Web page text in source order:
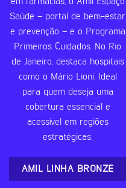
Saúde – portal de bem-estar
e prevenção – e o Programa
Primeiros Cuidados. No Rio
de Janeiro, destaca hospitais
como o Mário Lioni. Ideal
para quem deseja uma
cobertura essencial e
acessível em regiões
estratégicas.
AMIL LINHA BRONZE